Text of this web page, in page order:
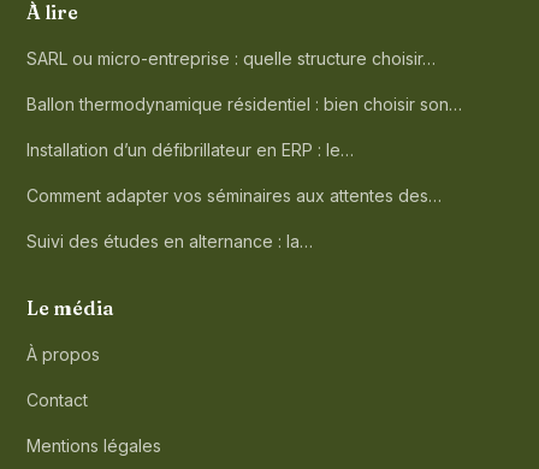
À lire
SARL ou micro-entreprise : quelle structure choisir…
Ballon thermodynamique résidentiel : bien choisir son…
Installation d’un défibrillateur en ERP : le…
Comment adapter vos séminaires aux attentes des…
Suivi des études en alternance : la…
Le média
À propos
Contact
Mentions légales